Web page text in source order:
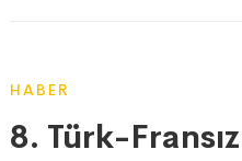
HABER
8. Türk-